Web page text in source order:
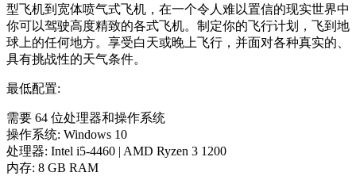
型飞机到宽体喷气式飞机，在一个令人难以置信的现实世界中
你可以驾驶高度精致的各式飞机。制定你的飞行计划，飞到地
球上的任何地方。享受白天或晚上飞行，并面对各种真实的、
具有挑战性的天气条件。
最低配置:
需要 64 位处理器和操作系统
操作系统: Windows 10
处理器: Intel i5-4460 | AMD Ryzen 3 1200
内存: 8 GB RAM